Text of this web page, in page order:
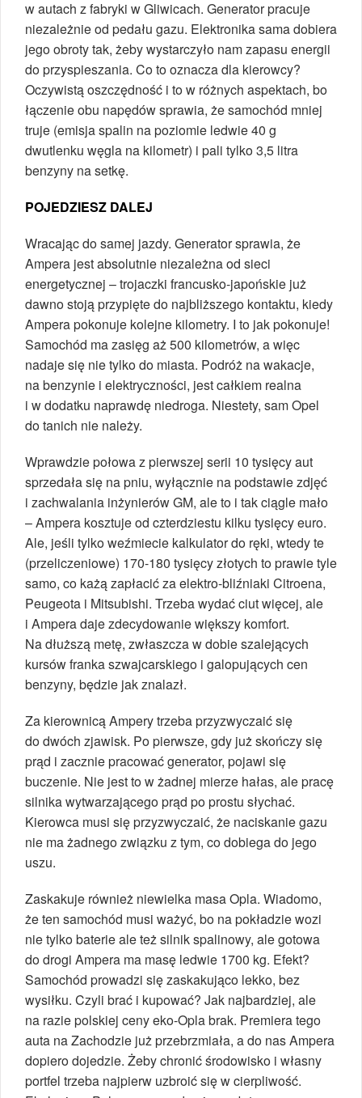
w autach z fabryki w Gliwicach. Generator pracuje
niezależnie od pedału gazu. Elektronika sama dobiera
jego obroty tak, żeby wystarczyło nam zapasu energii
do przyspieszania. Co to oznacza dla kierowcy?
Oczywistą oszczędność i to w różnych aspektach, bo
łączenie obu napędów sprawia, że samochód mniej
truje (emisja spalin na poziomie ledwie 40 g
dwutlenku węgla na kilometr) i pali tylko 3,5 litra
benzyny na setkę.
POJEDZIESZ DALEJ
Wracając do samej jazdy. Generator sprawia, że
Ampera jest absolutnie niezależna od sieci
energetycznej – trojaczki francusko-japońskie już
dawno stoją przypięte do najbliższego kontaktu, kiedy
Ampera pokonuje kolejne kilometry. I to jak pokonuje!
Samochód ma zasięg aż 500 kilometrów, a więc
nadaje się nie tylko do miasta. Podróż na wakacje,
na benzynie i elektryczności, jest całkiem realna
i w dodatku naprawdę niedroga. Niestety, sam Opel
do tanich nie należy.
Wprawdzie połowa z pierwszej serii 10 tysięcy aut
sprzedała się na pniu, wyłącznie na podstawie zdjęć
i zachwalania inżynierów GM, ale to i tak ciągle mało
– Ampera kosztuje od czterdziestu kilku tysięcy euro.
Ale, jeśli tylko weźmiecie kalkulator do ręki, wtedy te
(przeliczeniowe) 170-180 tysięcy złotych to prawie tyle
samo, co każą zapłacić za elektro-bliźniaki Citroena,
Peugeota i Mitsubishi. Trzeba wydać ciut więcej, ale
i Ampera daje zdecydowanie większy komfort.
Na dłuższą metę, zwłaszcza w dobie szalejących
kursów franka szwajcarskiego i galopujących cen
benzyny, będzie jak znalazł.
Za kierownicą Ampery trzeba przyzwyczaić się
do dwóch zjawisk. Po pierwsze, gdy już skończy się
prąd i zacznie pracować generator, pojawi się
buczenie. Nie jest to w żadnej mierze hałas, ale pracę
silnika wytwarzającego prąd po prostu słychać.
Kierowca musi się przyzwyczaić, że naciskanie gazu
nie ma żadnego związku z tym, co dobiega do jego
uszu.
Zaskakuje również niewielka masa Opla. Wiadomo,
że ten samochód musi ważyć, bo na pokładzie wozi
nie tylko baterie ale też silnik spalinowy, ale gotowa
do drogi Ampera ma masę ledwie 1700 kg. Efekt?
Samochód prowadzi się zaskakująco lekko, bez
wysiłku. Czyli brać i kupować? Jak najbardziej, ale
na razie polskiej ceny eko-Opla brak. Premiera tego
auta na Zachodzie już przebrzmiała, a do nas Ampera
dopiero dojedzie. Żeby chronić środowisko i własny
portfel trzeba najpierw uzbroić się w cierpliwość.